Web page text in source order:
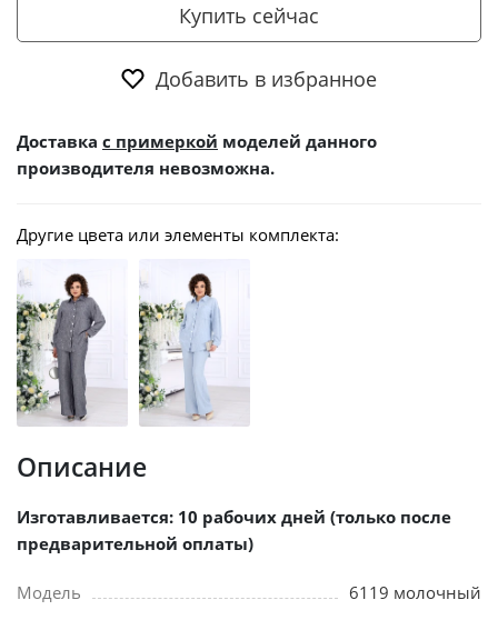
Купить сейчас
Добавить в избранное
Доставка с примеркой моделей данного
производителя невозможна.
Другие цвета или элементы комплекта:
Описание
Изготавливается: 10 рабочих дней (только после
предварительной оплаты)
Модель
6119 молочный